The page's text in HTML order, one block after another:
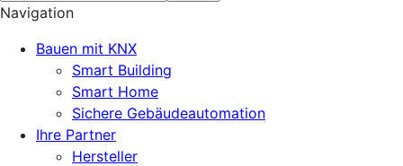
Navigation
Bauen mit KNX
Smart Building
Smart Home
Sichere Gebäudeautomation
Ihre Partner
Hersteller